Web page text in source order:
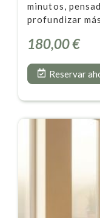
minutos,
profundizar
180,00€
Reservar